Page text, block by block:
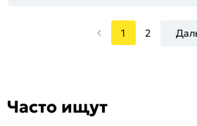
1 2
Часто ищут